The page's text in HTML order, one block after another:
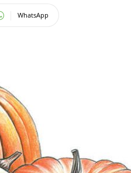
WhatsApp